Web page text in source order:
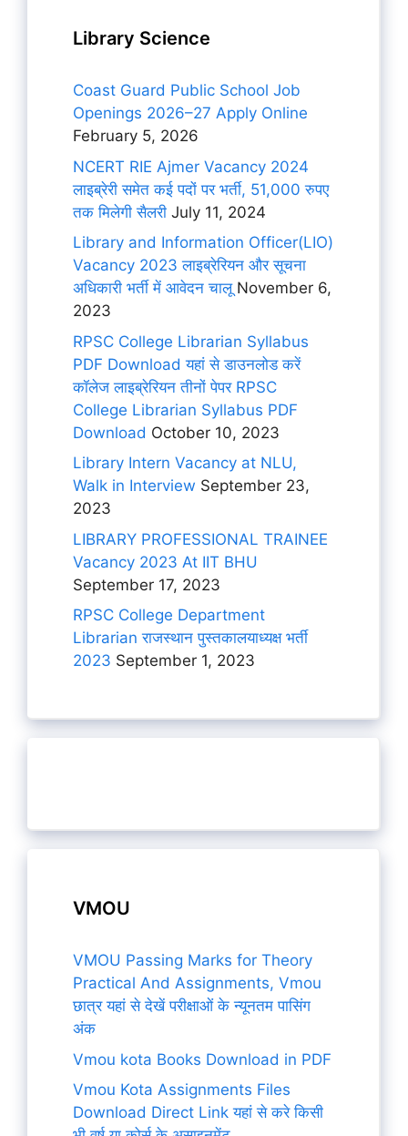
Library Science
Coast Guard Public School Job
Openings 2026–27 Apply Online
February 5, 2026
NCERT RIE Ajmer Vacancy 2024
लाइब्रेरी समेत कई पदों पर भर्ती, 51,000 रुपए
तक मिलेगी सैलरी July 11, 2024
Library and Information Officer(LIO)
Vacancy 2023 लाइब्रेरियन और सूचना
अधिकारी भर्ती में आवेदन चालूNovember 6,
2023
RPSC College Librarian Syllabus
PDF Download यहां से डाउनलोड करें
कॉलेज लाइब्रेरियन तीनों पेपर RPSC
College Librarian Syllabus PDF
Download October 10, 2023
Library Intern Vacancy at NLU,
Walk in Interview September 23,
2023
LIBRARY PROFESSIONAL TRAINEE
Vacancy 2023 At IIT BHU
September 17, 2023
RPSC College Department
Librarian राजस्थान पुस्तकालयाध्यक्ष भर्ती
2023 September 1, 2023
VMOU
VMOU Passing Marks for Theory
Practical And Assignments, Vmou
छात्र यहां से देखें परीक्षाओं के न्यूनतम पासिंग
अंक
Vmou kota Books Download in PDF
Vmou Kota Assignments Files
Download Direct Link यहां से करे किसी